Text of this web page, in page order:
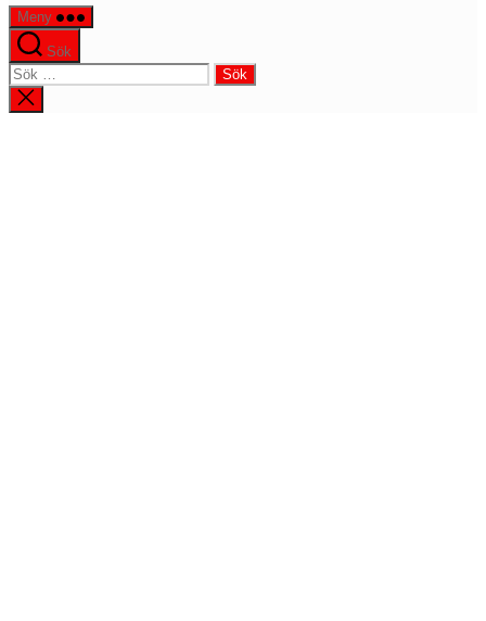
Meny
Sök
Sök
efter:
Stäng
sökningen